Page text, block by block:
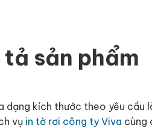
tả sản phẩm
kích thước theo yêu
vụ in tờ rơi công ty Viva cùng